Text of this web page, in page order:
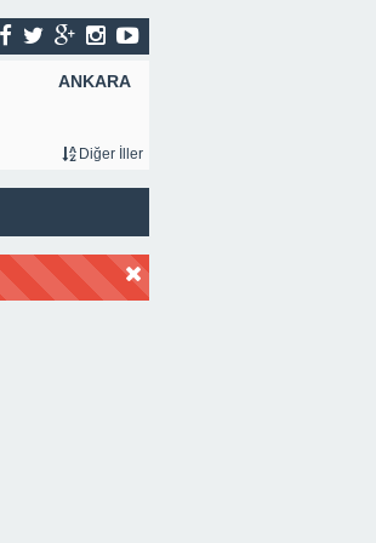
ANKARA
Diğer İller